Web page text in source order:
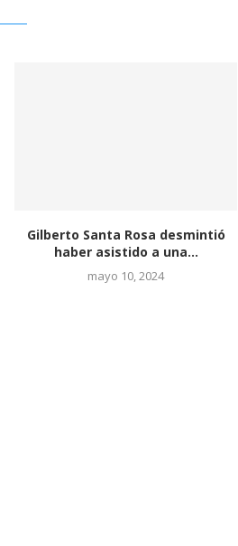
Gilberto Santa Rosa desmintió
haber asistido a una...
mayo 10, 2024